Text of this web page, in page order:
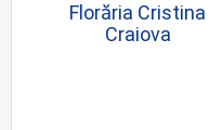
Florăria Cristina
Craiova